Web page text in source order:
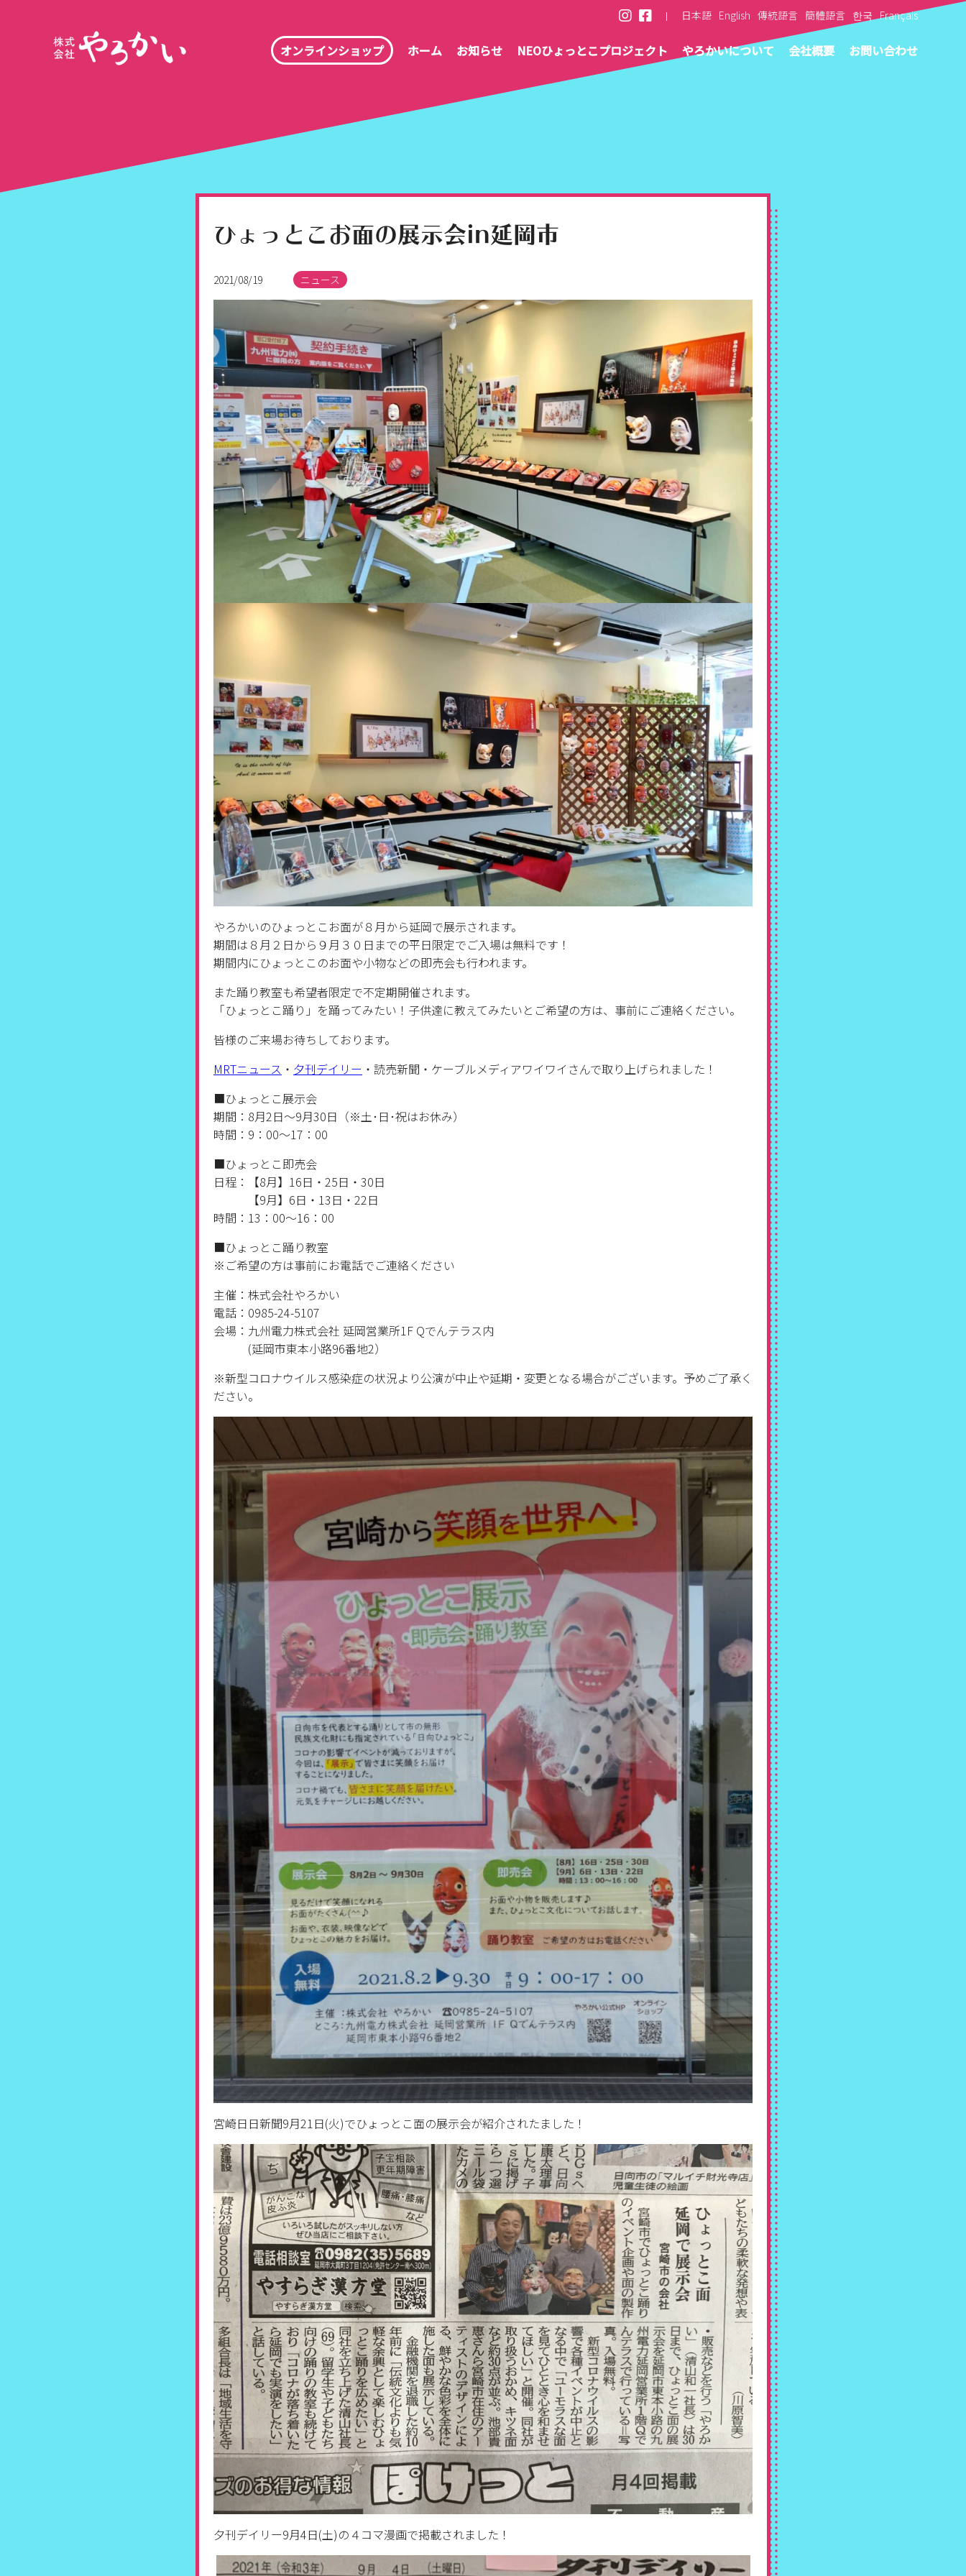
日本語 English 傳統語言 簡體語言 한국 Français
オンラインショップ ホーム お知らせ NEOひょっとこプロジェクト やろかいについて 会社概要 お問い合わせ
ひょっとこお面の展示会in延岡市
2021/08/19 ニュース
やろかいのひょっとこお面が８月から延岡で展示されます。
期間は８月２日から９月３０日までの平日限定でご入場は無料です！
期間内にひょっとこのお面や小物などの即売会も行われます。
また踊り教室も希望者限定で不定期開催されます。
「ひょっとこ踊り」を踊ってみたい！子供達に教えてみたいとご希望の方は、事前にご連絡ください。
皆様のご来場お待ちしております。
MRTニュース ・ 夕刊デイリー ・読売新聞・ケーブルメディアワイワイさんで取り上げられました！
■ひょっとこ展示会
期間：8月2日〜9月30日（※土･日･祝はお休み）
時間：9：00〜17：00
■ひょっとこ即売会
日程：【8月】16日・25日・30日
【9月】6日・13日・22日
時間：13：00〜16：00
■ひょっとこ踊り教室
※ご希望の方は事前にお電話でご連絡ください
主催：株式会社やろかい
電話：0985-24-5107
会場：九州電力株式会社 延岡営業所1F Qでんテラス内
(延岡市東本小路96番地2）
※新型コロナウイルス感染症の状況より公演が中止や延期・変更となる場合がございます。予めご了承く
ださい。
宮崎日日新聞9月21日(火)でひょっとこ面の展示会が紹介されたました！
夕刊デイリー9月4日(土)の４コマ漫画で掲載されました！